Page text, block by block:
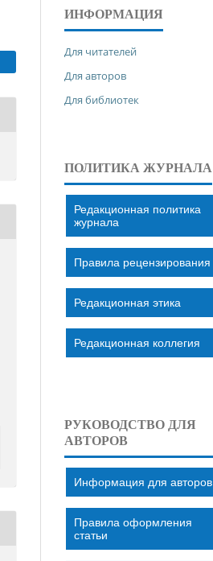
ИНФОРМАЦИЯ
Для читателей
Для авторов
Для библиотек
ПОЛИТИКА ЖУРНАЛА
Редакционная политика
журнала
Правила рецензирования
Редакционная этика
Редакционная коллегия
РУКОВОДСТВО ДЛЯ
АВТОРОВ
Информация для авторов
Правила оформления
статьи